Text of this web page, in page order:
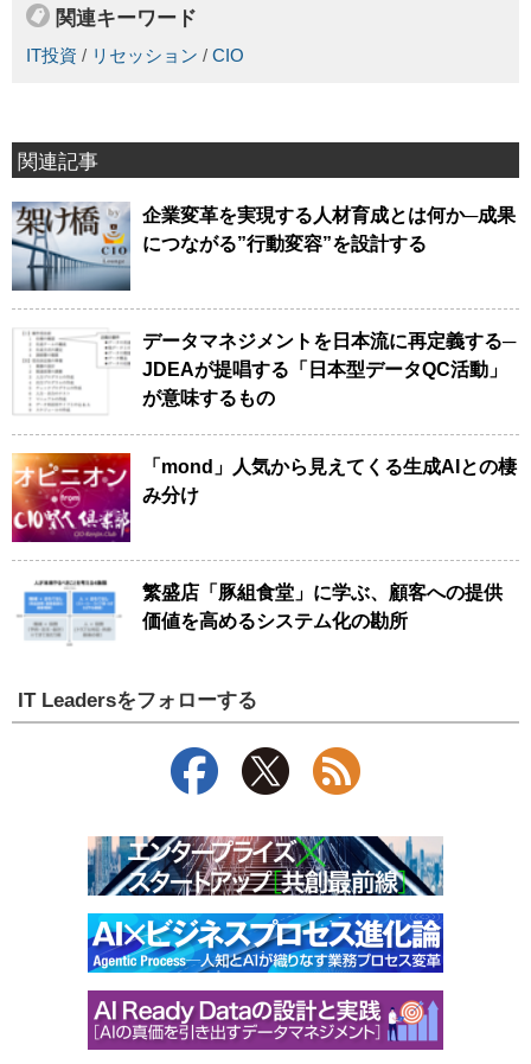
関連キーワード
IT投資 / リセッション / CIO
関連記事
企業変革を実現する人材育成とは何か─成果
につながる”行動変容”を設計する
データマネジメントを日本流に再定義する─
JDEAが提唱する「日本型データQC活動」
が意味するもの
「mond」人気から見えてくる生成AIとの棲
み分け
繁盛店「豚組食堂」に学ぶ、顧客への提供
価値を高めるシステム化の勘所
IT Leadersをフォローする